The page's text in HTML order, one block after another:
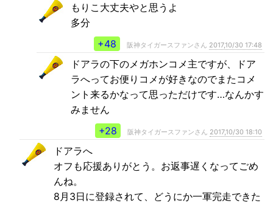
もりこ大丈夫やと思うよ
多分
+48
阪神タイガースファンさん 2017,10/30 17:48
ドアラの下のメガホンコメ主ですが、ドア
ラへってお便りコメが好きなのでまたコメ
ント来るかなって思っただけです…なんかす
みません
+28
阪神タイガースファンさん 2017,10/30 18:10
ドアラへ
オフも応援ありがとう。お返事遅くなってごめ
んね。
8月3日に登録されて、どうにか一軍完走できた